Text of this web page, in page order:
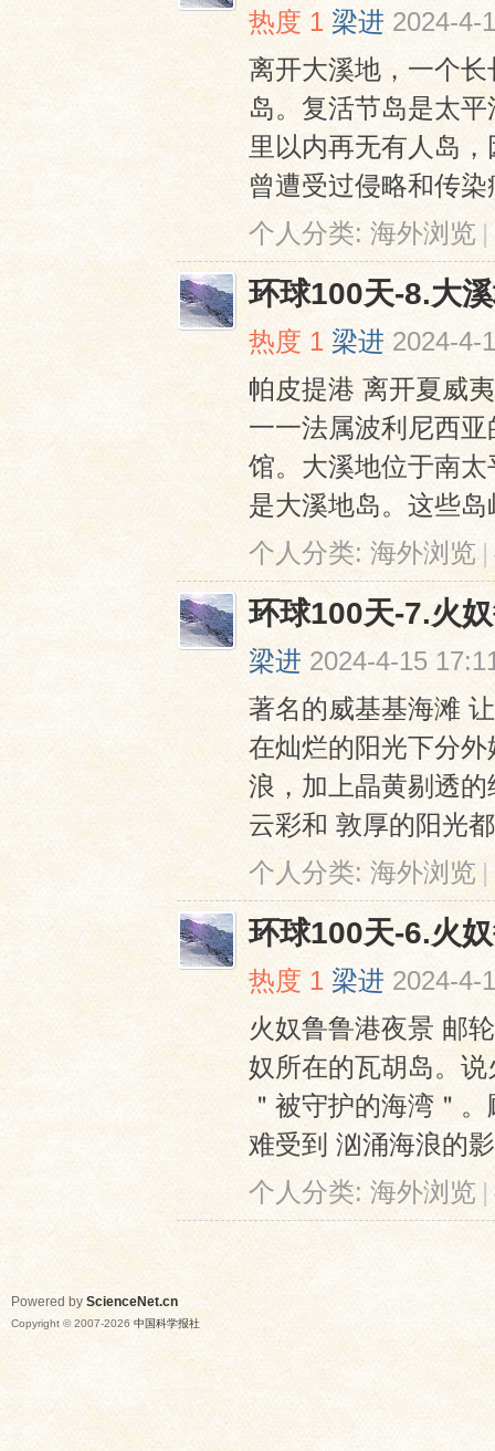
热度 1 梁进 2024-4-
离开⼤溪地，⼀个
岛。复活节岛是太
⾥以内再⽆有⼈岛
曾遭受过侵略和传
个人分类:海外浏览 |
环球100天-8.大
热度 1 梁进 2024-4-
帕⽪提港 离开夏威
⼀⼀法属波利尼⻄
馆。⼤溪地位于南
是⼤溪地岛。这些
个人分类:海外浏览 |
环球100天-7.火
梁进 2024-4-15
著名的威基基海滩
在灿烂的阳光下分
浪，加上晶⻩剔透
云彩和 敦厚的阳光
个人分类: 海外浏览 |
环球100天-6.火
热度 1 梁进 2024-4-
火奴鲁鲁港夜景 邮
奴所在的瓦胡岛。
＂被守护的海湾＂
难受到 汹涌海浪的
个人分类:海外浏览 |
Powered by ScienceNet.cn
Copyright © 2007-2026 中国科学报社